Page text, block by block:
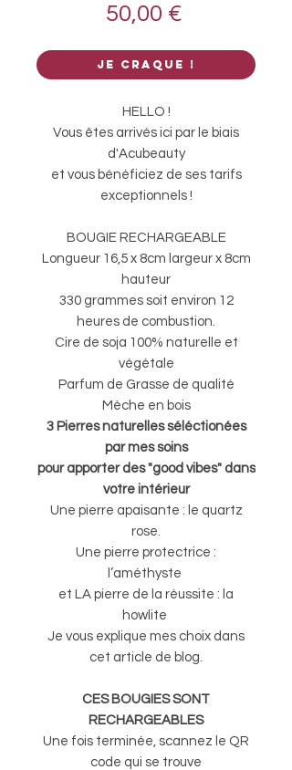
50,00 €Prix
Je craque !
HELLO !
Vous êtes arrivés ici par le biais
d'Acubeauty
et vous bénéficiez de ses tarifs
exceptionnels !
BOUGIE RECHARGEABLE
Longueur 16,5 x 8cm largeur x 8cm
hauteur
330 grammes soit environ 12
heures de combustion.
Cire de soja 100% naturelle et
végétale
Parfum de Grasse de qualité
Mèche en bois
3 Pierres naturelles séléctionées
par mes soins
pour apporter des "good vibes" dans
votre intérieur
Une pierre apaisante : le quartz
rose.
Une pierre protectrice :
l’améthyste
et LA pierre de la réussite : la
howlite
Je vous explique mes choix dans
cet article de blog.
CES BOUGIES SONT
RECHARGEABLES
Une fois terminée, scannez le QR
code qui se trouve